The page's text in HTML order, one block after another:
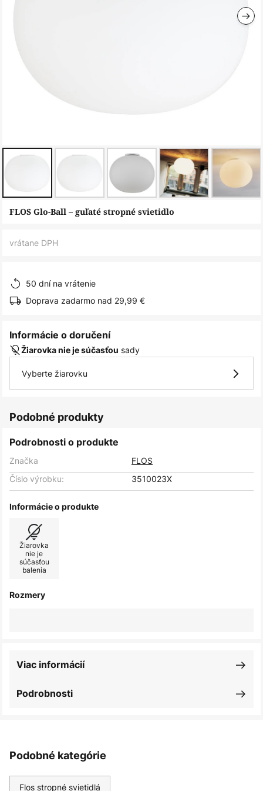
Preskočiť
FLOS Glo-Ball – guľaté stropné svietidlo
vrátane DPH
50 dní na vrátenie
Doprava zadarmo nad 29,99 €
Informácie o doručení
Žiarovka nie je súčasťou sady
Vyberte žiarovku
Podobné produkty
Podrobnosti o produkte
Značka
FLOS
Číslo výrobku:
3510023X
Informácie o produkte
Žiarovka
nie je
súčasťou
balenia
Rozmery
Podrobnosti
Viac informácií
Podobné kategórie
Flos stropné svietidlá